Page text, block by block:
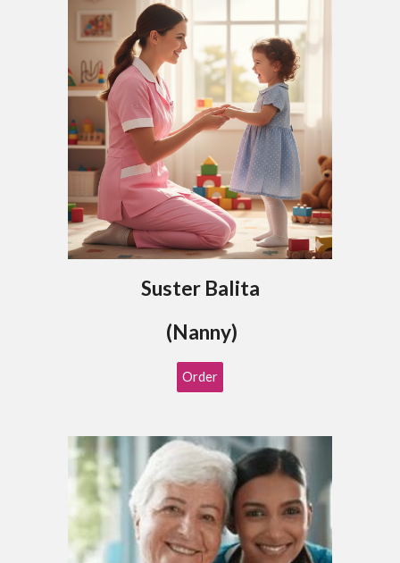
Suster Balita
(Nanny)
Order